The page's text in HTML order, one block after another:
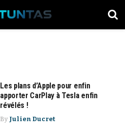
Les plans d’Apple pour enfin
apporter CarPlay à Tesla enfin
révélés !
By Julien Ducret